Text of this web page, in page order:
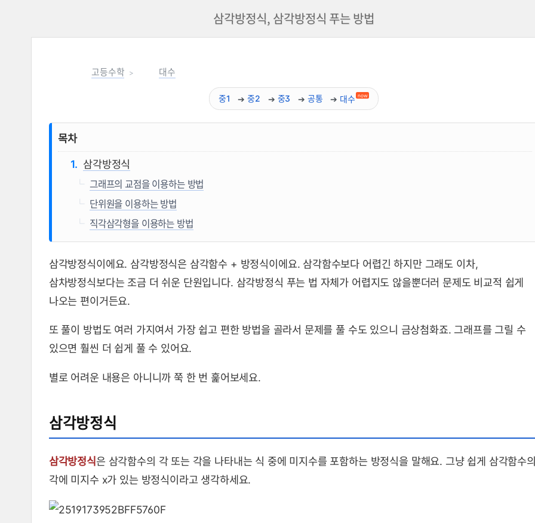
삼각방정식, 삼각방정식 푸는 방법
고등수학 대수
중1 중2 중3 공통 대수 now
목차
삼각방정식
그래프의 교점을 이용하는 방법
단위원을 이용하는 방법
직각삼각형을 이용하는 방법
삼각방정식, 삼각방정식 푸는 방법 뜻, 성질, 공식 요약 및 예제
삼각방정식이에요. 삼각방정식은 삼각함수 + 방정식이에요. 삼각함수보다 어렵긴 하지만 그래도 이차,
삼차방정식보다는 조금 더 쉬운 단원입니다. 삼각방정식 푸는 법 자체가 어렵지도 않을뿐더러 문제도 비교적 쉽게
나오는 편이거든요.
또 풀이 방법도 여러 가지여서 가장 쉽고 편한 방법을 골라서 문제를 풀 수도 있으니 금상첨화죠. 그래프를 그릴 수
있으면 훨씬 더 쉽게 풀 수 있어요.
별로 어려운 내용은 아니니까 쭉 한 번 훑어보세요.
삼각방정식
삼각방정식은 삼각함수의 각 또는 각을 나타내는 식 중에 미지수를 포함하는 방정식을 말해요. 그냥 쉽게 삼각함수
각에 미지수 x가 있는 방정식이라고 생각하세요.